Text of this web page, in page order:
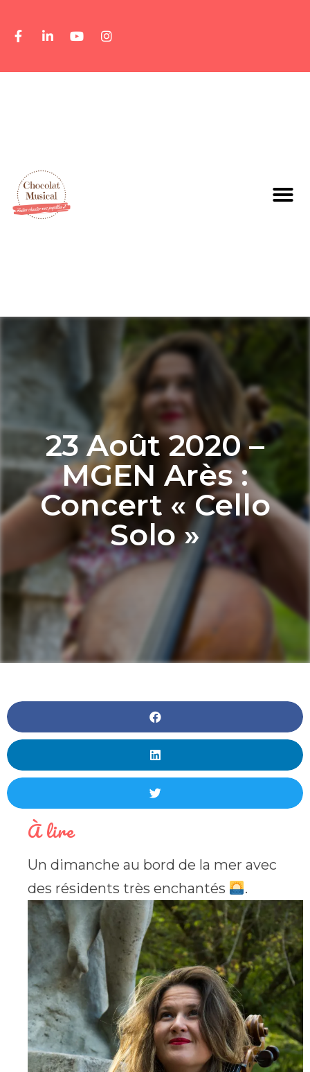
23 Août 2020 –
MGEN Arès :
Concert « Cello
Solo »
À lire
Un dimanche au bord de la mer avec
des résidents très enchantés
.